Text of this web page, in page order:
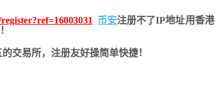
币安注册不了IP地址用香
交易所，注册友好操简单快捷！